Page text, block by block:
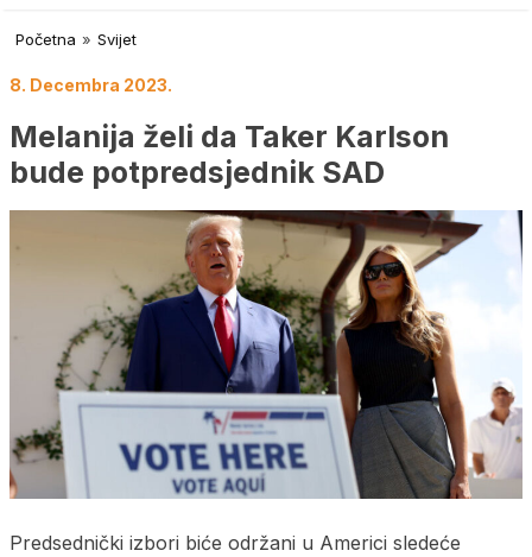
Početna » Svijet
8. Decembra 2023.
Melanija želi da Taker Karlson
bude potpredsjednik SAD
Predsednički izbori biće održani u Americi sledeće